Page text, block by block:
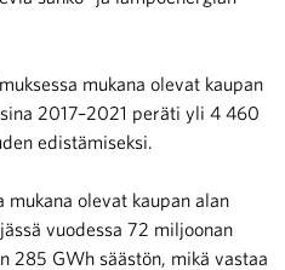
mukana olevat kaupan
2017–2021 peräti yli 4 460
edistämiseksi.
mukana olevat kaupan alan
vuodessa 72 miljoonan
285 GWh säästön, mikä vastaa